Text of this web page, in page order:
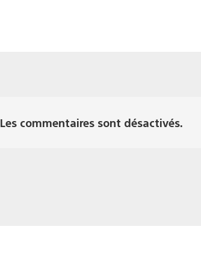
Les commentaires sont désactivés.